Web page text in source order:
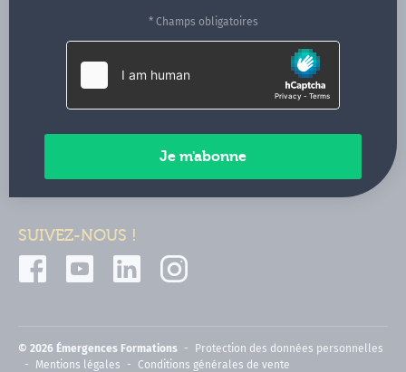
* Champs obligatoires
35000 Rennes
02 99 05 25 47
Contactez-nous
SUIVEZ-NOUS !
© 2026 Émergences Formations
Protection des données personnelles
Mentions légales
Conditions générales de vente